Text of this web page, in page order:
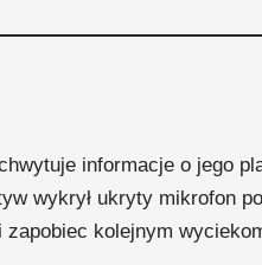
informacje o jego
wykrył ukryty mikrofon
zapobiec kolejnym